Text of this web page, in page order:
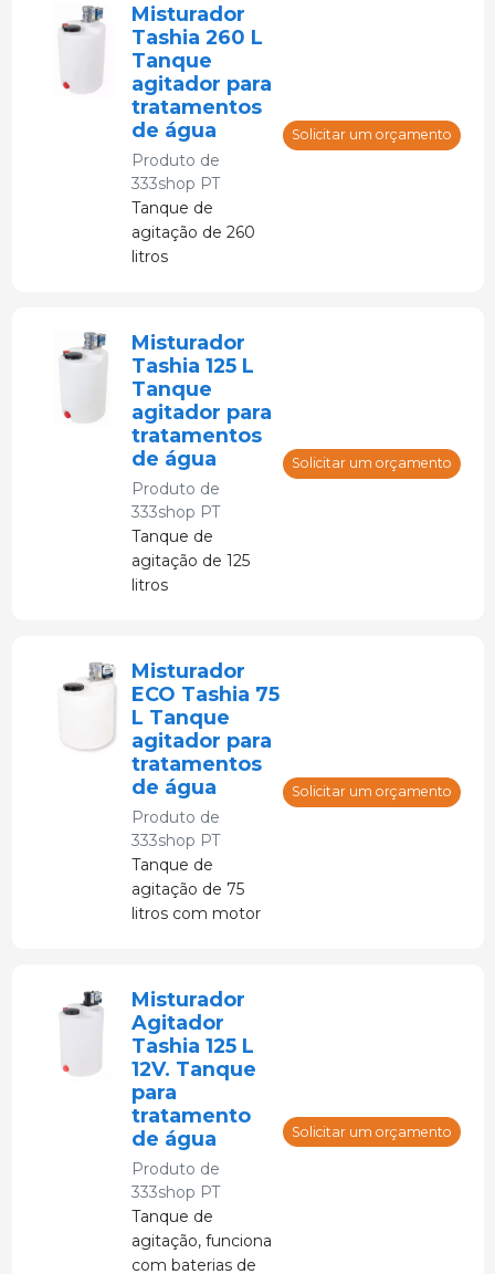
Misturador
Tashia 260 L
Tanque
agitador para
tratamentos
de água
Produto de
333shop PT
Tanque de
agitação de 260
litros
Solicitar um orçamento
Misturador
Tashia 125 L
Tanque
agitador para
tratamentos
de água
Produto de
333shop PT
Tanque de
agitação de 125
litros
Solicitar um orçamento
Misturador
ECO Tashia 75
L Tanque
agitador para
tratamentos
de água
Produto de
333shop PT
Tanque de
agitação de 75
litros com motor
Solicitar um orçamento
Misturador
Agitador
Tashia 125 L
12V. Tanque
para
tratamento
de água
Produto de
333shop PT
Tanque de
agitação, funciona
com baterias de
Solicitar um orçamento